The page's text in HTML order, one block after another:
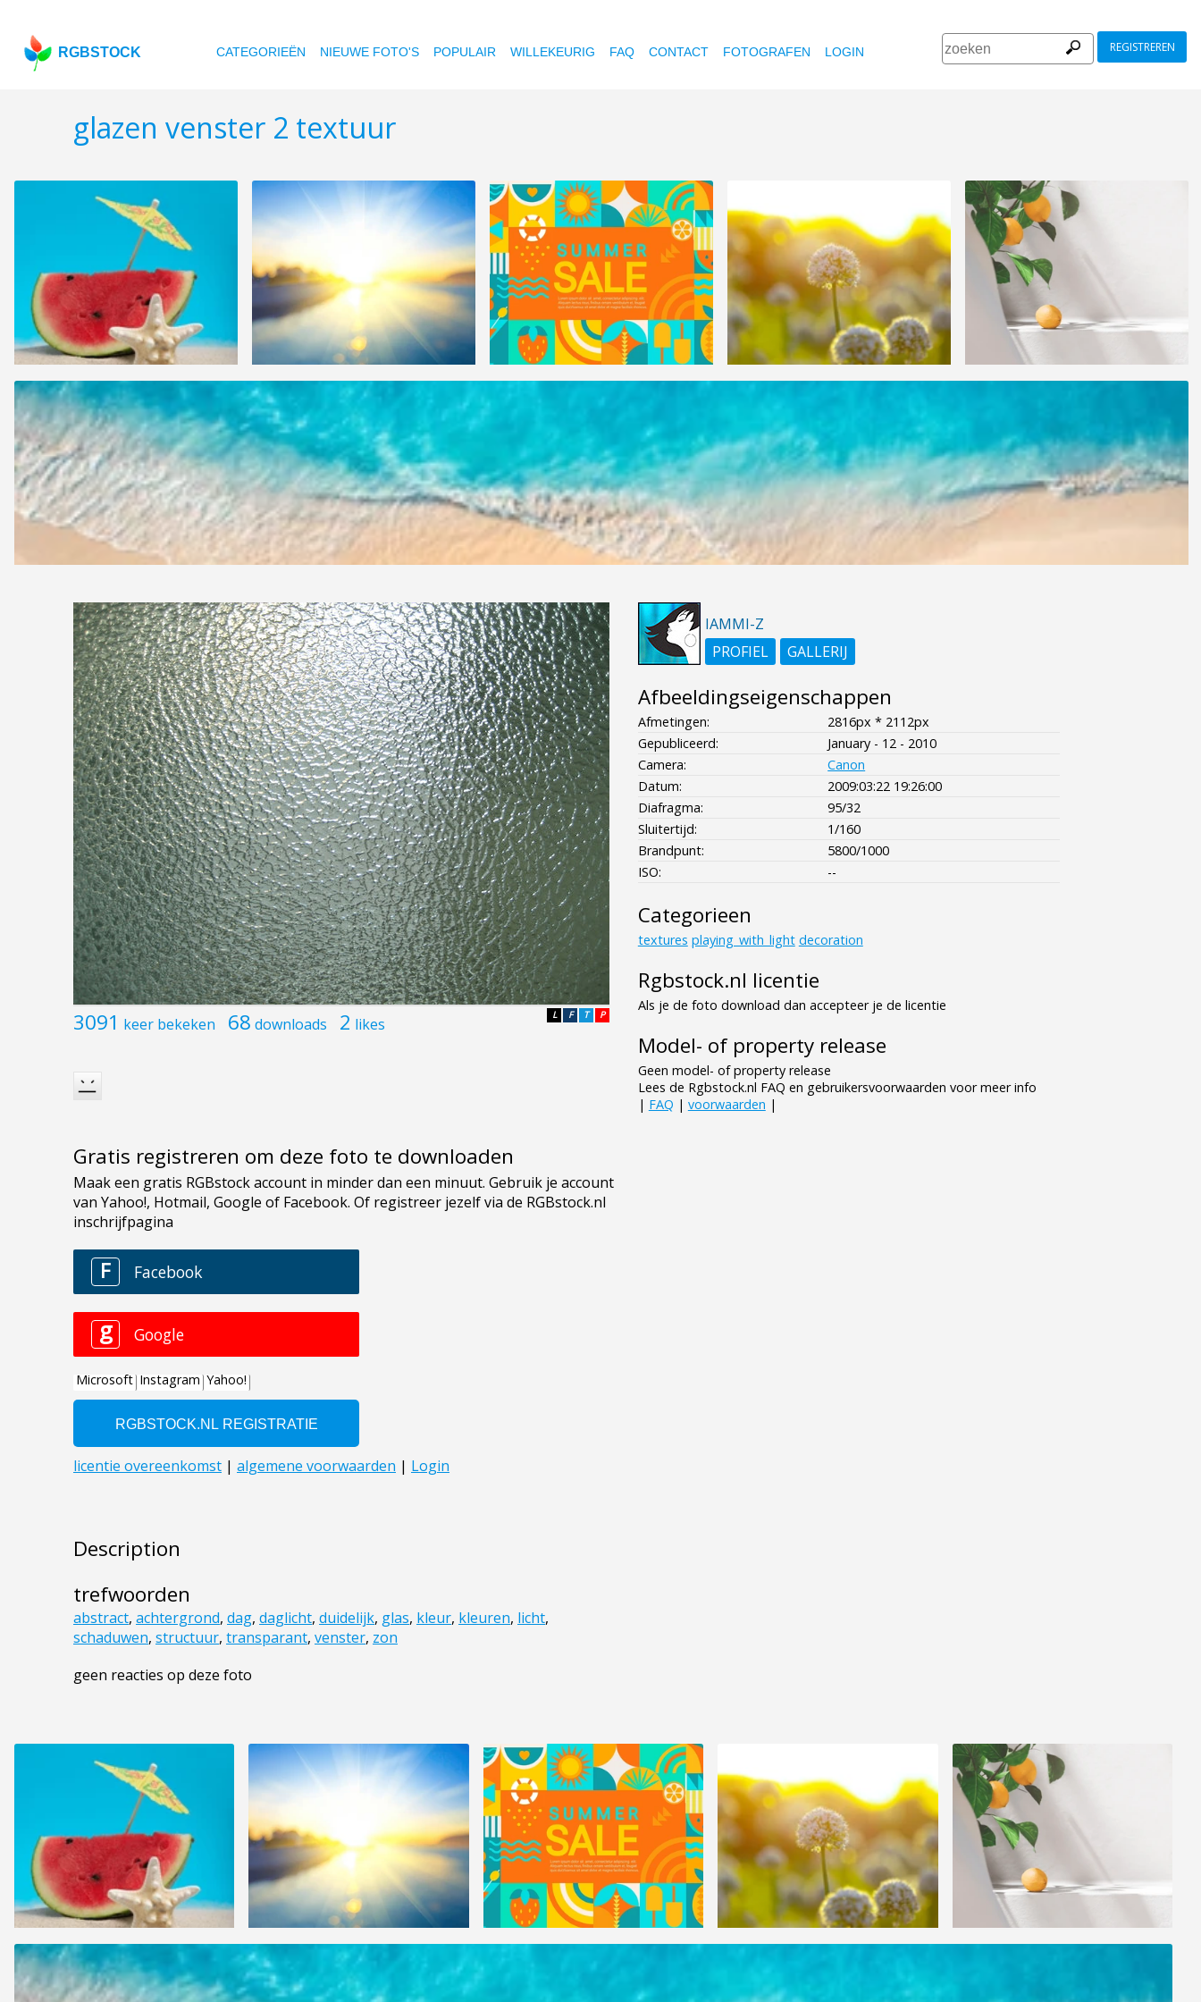
RGBSTOCK CATEGORIEËN NIEUWE FOTO'S POPULAIR WILLEKEURIG FAQ CONTACT FOTOGRAFEN LOGIN REGISTREREN
glazen venster 2 textuur
3091 keer bekeken 68 downloads 2 likes P
T
F
L
Gratis registreren om deze foto te downloaden
Description
trefwoorden
abstract, achtergrond, dag, daglicht, duidelijk, glas, kleur, kleuren, licht,
schaduwen, structuur, transparant, venster, zon
geen reacties op deze foto
IAMMI-Z
PROFIEL
GALLERIJ
Afbeeldingseigenschappen
Afmetingen:
2816px * 2112px
Gepubliceerd:
January - 12 - 2010
Camera:
Canon
Datum:
2009:03:22 19:26:00
Diafragma:
95/32
Sluitertijd:
1/160
Brandpunt:
5800/1000
ISO:
--
Categorieen
textures playing_with_light decoration
Rgbstock.nl licentie
Als je de foto download dan accepteer je de licentie
Model- of property release
Geen model- of property release
Lees de Rgbstock.nl FAQ en gebruikersvoorwaarden voor meer info
| FAQ | voorwaarden |